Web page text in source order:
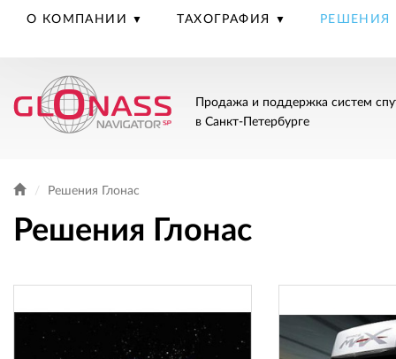
О КОМПАНИИ ТАХОГРАФИЯ РЕШЕНИЯ
Продажа и поддержка систем
в Санкт-Петербурге
Решения Глонас
Решения Глонас